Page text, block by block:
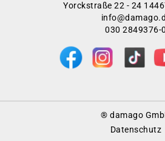
Yorckstraße 22 - 24
030 2849376-0
® damago
Datenschutz